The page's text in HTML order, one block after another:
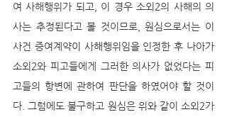
여 사해행위가 되고, 이 경우 소외2의 사해의 의
사는 추정된다고 볼 것이므로, 원심으로서는 이
사건 증여계약이 사해행위임을 인정한 후 나아가
소외2와 피고들에게 그러한 의사가 없었다는 피
고들의 항변에 관하여 판단을 하였어야 할 것이
다. 그럼에도 불구하고 원심은 위와 같이 소외2가